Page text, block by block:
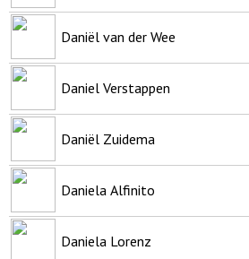
Daniël van der Wee
Daniel Verstappen
Daniël Zuidema
Daniela Alfinito
Daniela Lorenz